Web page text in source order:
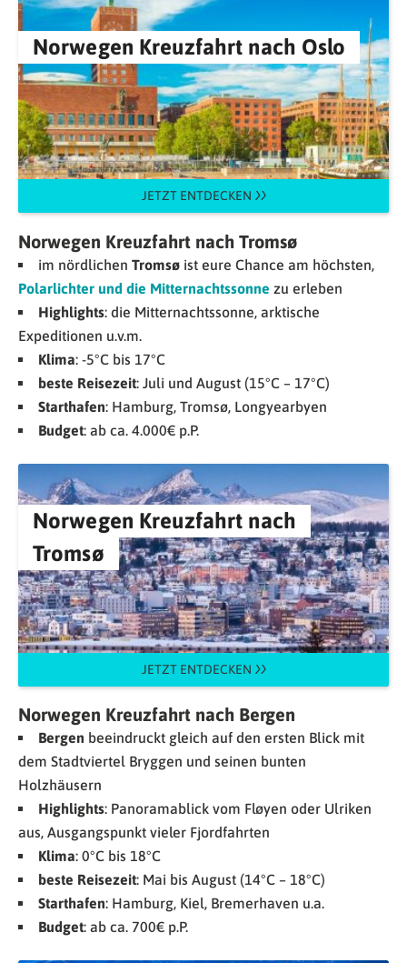
Norwegen Kreuzfahrt nach Oslo
JETZT ENTDECKEN
Norwegen Kreuzfahrt nach Tromsø
im nördlichen Tromsø ist eure Chance am höchsten,
Polarlichter und die Mitternachtssonne zu erleben
Highlights: die Mitternachtssonne, arktische
Expeditionen u.v.m.
Klima: -5°C bis 17°C
beste Reisezeit: Juli und August (15°C – 17°C)
Starthafen: Hamburg, Tromsø, Longyearbyen
Budget: ab ca. 4.000€ p.P.
Norwegen Kreuzfahrt nach
Tromsø
JETZT ENTDECKEN
Norwegen Kreuzfahrt nach Bergen
Bergen beeindruckt gleich auf den ersten Blick mit
dem Stadtviertel Bryggen und seinen bunten
Holzhäusern
Highlights: Panoramablick vom Fløyen oder Ulriken
aus, Ausgangspunkt vieler Fjordfahrten
Klima: 0°C bis 18°C
beste Reisezeit: Mai bis August (14°C – 18°C)
Starthafen: Hamburg, Kiel, Bremerhaven u.a.
Budget: ab ca. 700€ p.P.